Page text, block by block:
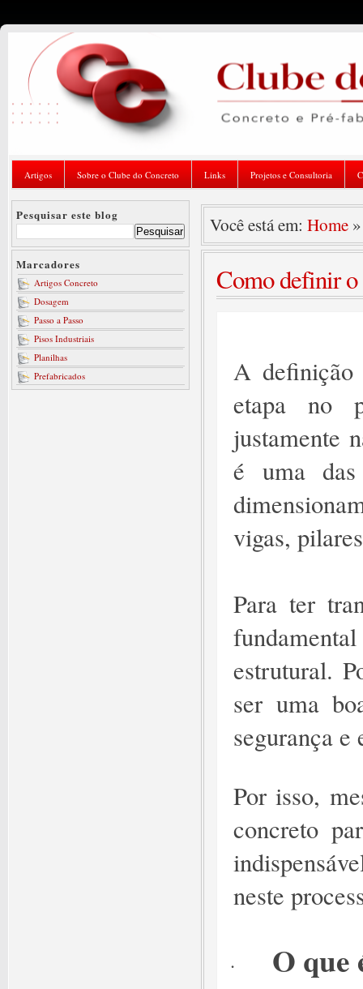
Artigos Sobre o Clube do Concreto Links Projetos e Consultoria
Pesquisar este blog
Marcadores
Artigos Concreto
Dosagem
Passo a Passo
Pisos Industriais
Planilhas
Prefabricados
Você está em: Home
Como definir o
A
etapa no
justamente
é uma das
vigas,
Para ter
estrutural.
ser uma
segurança e
Por isso,
concreto
neste
· O que